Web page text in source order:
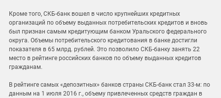
Кроме того, СКБ-банк вошел в число крупнейших кредитных
организаций по объему выданных потребительских кредитов и вновь
был признан самым кредитующим банком Уральского федерального
округа. Объемы потребительского кредитования в банке достигли
показателя в 65 млрд. рублей. Это позволило СКБ-банку занять 22
место в рейтинге российских банков по объему выданных кредитов
гражданам.
В рейтинге самых «депозитных» банков страны СКБ-банк стал 33-м: по
данным на 1 июля 2016 г., объему привлеченных средств граждан в